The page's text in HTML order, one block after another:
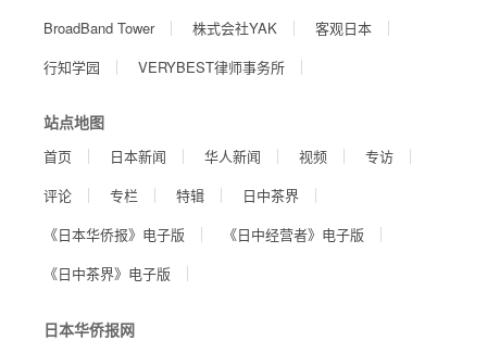
BroadBand Tower
株式会社YAK
客观日本
行知学园
VERYBEST律师事务所
站点地图
首页 日本新闻 华人新闻 视频
专访
评论
专栏 特辑
日中茶界
《日本华侨报》电子版
《日中经营者》电子版
《日中茶界》电子版
日本华侨报网